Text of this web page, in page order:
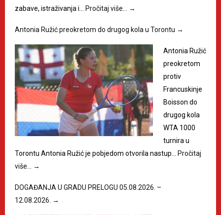
zabave, istraživanja i…
Pročitaj više… →
Antonia Ružić preokretom do drugog kola u Torontu →
Antonia Ružić
preokretom
protiv
Francuskinje
Boisson do
drugog kola
WTA 1000
turnira u
Torontu Antonia Ružić je pobjedom otvorila nastup…
Pročitaj
više…
→
DOGAĐANJA U GRADU PRELOGU 05.08.2026. –
12.08.2026. →